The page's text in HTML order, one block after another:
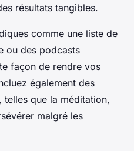
résultats tangibles.
comme une liste de
ou des podcasts
façon de rendre vos
également des
, telles que la méditation,
malgré les